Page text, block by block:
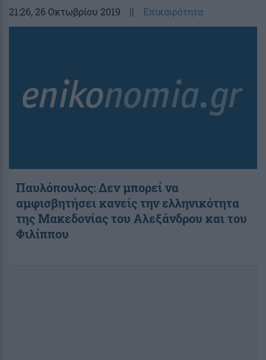
21:26, 26 Οκτωβρίου 2019 || Επικαιρότητα
Παυλόπουλος: Δεν μπορεί να
αμφισβητήσει κανείς την ελληνικότητα
της Μακεδονίας του Αλεξάνδρου και του
Φιλίππου